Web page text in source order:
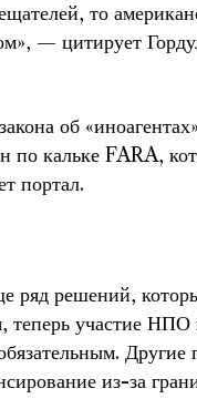
то
— цитирует
об
по кальке FARA,
портал.
ряд решений,
теперь участие
из-за